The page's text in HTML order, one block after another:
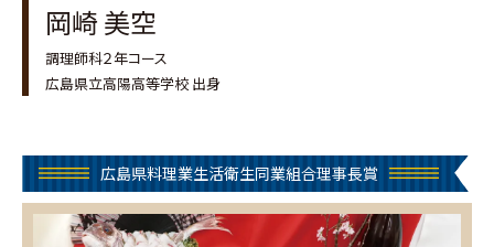
岡崎 美空
調理師科２年コース
広島県立高陽高等学校 出身
広島県料理業生活衛生同業組合理事長賞